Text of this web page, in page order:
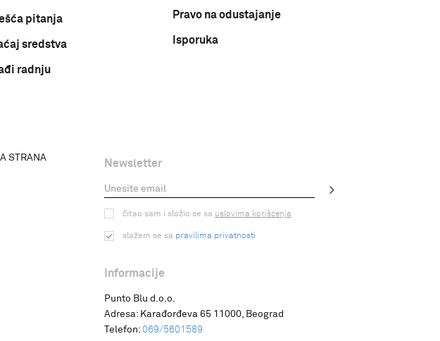
pitanja
sredstva
radnju
Pravo na odustajanje
Isporuka
STRANA Newsletter
čitao sam i složio se sa uslovima korišćenja
slažem se sa pravilima privatnosti
Informacije
Punto Blu d.o.o.
Adresa: Karađorđeva 65 11000, Beograd
Telefon: 069/5601589